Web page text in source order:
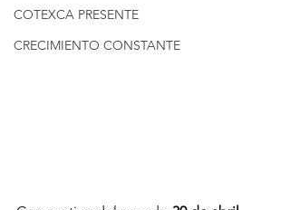
COTEXCA PRESENTE
CRECIMIENTO CONSTANTE